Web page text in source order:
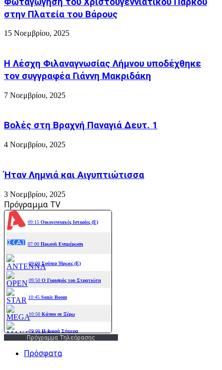
Μαρτίου,
τι
εύχεται
για
πάτησες
στην Πλατεία του Βάρους
15 Νοεμβρίου, 2025
Η Λέσχη Φιλαναγνωσίας Λήμνου υποδέχθηκε
τον συγγραφέα Γιάννη Μακριδάκη
7 Νοεμβρίου, 2025
Βολές στη Βραχνή Παναγιά Δευτ. 1
4 Νοεμβρίου, 2025
Ήταν Λημνιά και Αιγυπτιώτισσα
3 Νοεμβρίου, 2025
Πρόγραμμα TV
Πρόγραμμα Τηλεόρασης
Πρόσφατα